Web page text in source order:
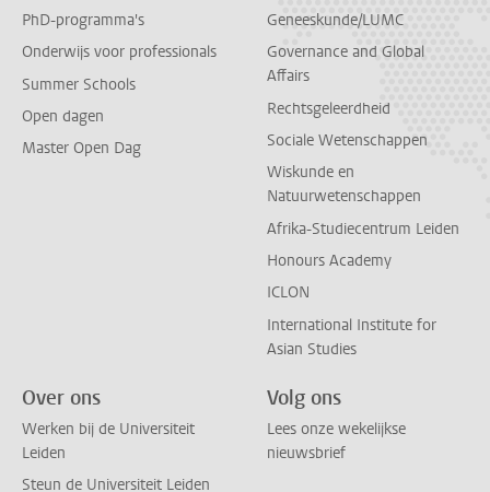
PhD-programma's
Onderwijs voor professionals
Summer Schools
Open dagen
Master Open Dag
Geneeskunde/LUMC
Governance and Global
Affairs
Rechtsgeleerdheid
Sociale Wetenschappen
Wiskunde en
Natuurwetenschappen
Afrika-Studiecentrum Leiden
Honours Academy
ICLON
International Institute for
Asian Studies
Over ons
Werken bij de Universiteit
Leiden
Steun de Universiteit Leiden
Volg ons
Lees onze wekelijkse
nieuwsbrief